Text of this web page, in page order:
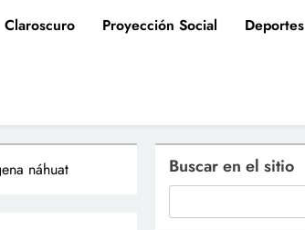
Claroscuro Proyección Social Deportes
náhuat Buscar en el sitio